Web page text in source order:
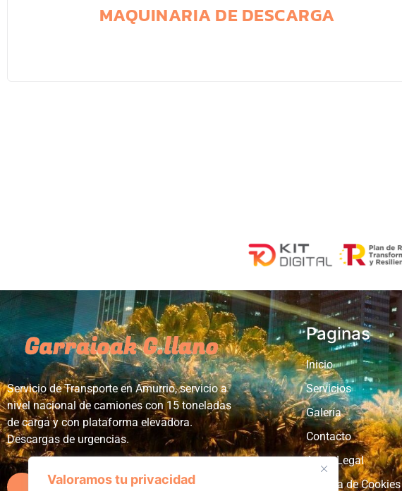
Valoramos tu privacidad
MAQUINARIA DE DESCARGA
Servicio de Transporte en Amurrio, servicio a
nivel nacional de camiones con 15 toneladas
de carga y con plataforma elevadora.
Descargas de urgencias.
Paginas
Inicio
Servicios
Galería
Contacto
Aviso Legal
Política de Cookies